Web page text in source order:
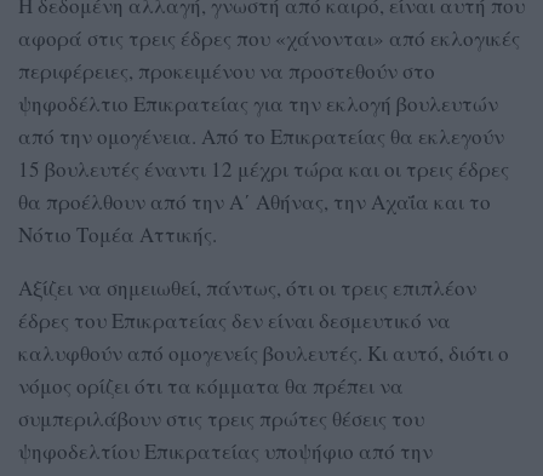
αφορά στις τρεις έδρες που «χάνονται» από εκλογικές
περιφέρειες, προκειμένου να προστεθούν στο
ψηφοδέλτιο Επικρατείας για την εκλογή βουλευτών
από την ομογένεια. Από το Επικρατείας θα εκλεγούν
15 βουλευτές έναντι 12 μέχρι τώρα και οι τρεις έδρες
θα προέλθουν από την Α΄ Αθήνας, την Αχαΐα και το
Νότιο Τομέα Αττικής.
Αξίζει να σημειωθεί, πάντως, ότι οι τρεις επιπλέον
έδρες του Επικρατείας δεν είναι δεσμευτικό να
καλυφθούν από ομογενείς βουλευτές. Κι αυτό, διότι ο
νόμος ορίζει ότι τα κόμματα θα πρέπει να
συμπεριλάβουν στις τρεις πρώτες θέσεις του
ψηφοδελτίου Επικρατείας υποψήφιο από την